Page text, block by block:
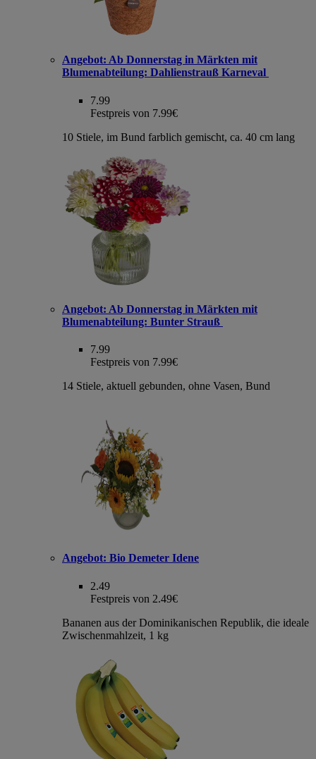
Angebot: Ab Donnerstag in Märkten mit
Blumenabteilung: Dahlienstrauß Karneval
7.99
Festpreis von 7.99€
10 Stiele, im Bund farblich gemischt, ca. 40 cm lang
Angebot: Ab Donnerstag in Märkten mit
Blumenabteilung: Bunter Strauß
7.99
Festpreis von 7.99€
14 Stiele, aktuell gebunden, ohne Vasen, Bund
Angebot: Bio Demeter Idene
2.49
Festpreis von 2.49€
Bananen aus der Dominikanischen Republik, die ideale
Zwischenmahlzeit, 1 kg